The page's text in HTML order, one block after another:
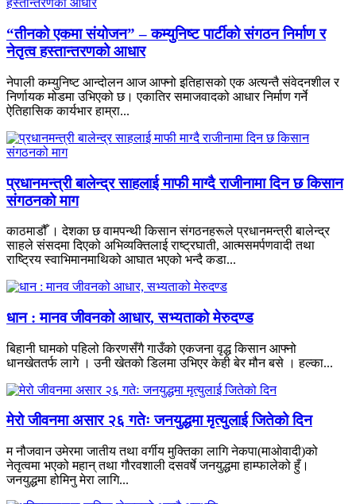
“तीनको एकमा संयोजन” – कम्युनिष्ट पार्टीको संगठन निर्माण र
नेतृत्व हस्तान्तरणको आधार
नेपाली कम्युनिष्ट आन्दोलन आज आफ्नो इतिहासको एक अत्यन्तै संवेदनशील र
निर्णायक मोडमा उभिएको छ। एकातिर समाजवादको आधार निर्माण गर्ने
ऐतिहासिक कार्यभार हाम्रा...
प्रधानमन्त्री बालेन्द्र साहलाई माफी माग्दै राजीनामा दिन छ किसान
संगठनको माग
काठमाडौँ । देशका छ वामपन्थी किसान संगठनहरूले प्रधानमन्त्री बालेन्द्र
साहले संसदमा दिएको अभिव्यक्तिलाई राष्ट्रघाती, आत्मसमर्पणवादी तथा
राष्ट्रिय स्वाभिमानमाथिको आघात भएको भन्दै कडा...
धान : मानव जीवनको आधार, सभ्यताको मेरुदण्ड
बिहानी घामको पहिलो किरणसँगै गाउँको एकजना वृद्ध किसान आफ्नो
धानखेततर्फ लागे । उनी खेतको डिलमा उभिएर केही बेर मौन बसे । हल्का...
मेरो जीवनमा असार २६ गतेः जनयुद्धमा मृत्युलाई जितेको दिन
म नौजवान उमेरमा जातीय तथा वर्गीय मुक्तिका लागि नेकपा(माओवादी)को
नेतृत्वमा भएको महान् तथा गौरवशाली दसवर्षे जनयुद्धमा हाम्फालेको हुँ।
जनयुद्धमा होमिनु मेरा लागि...